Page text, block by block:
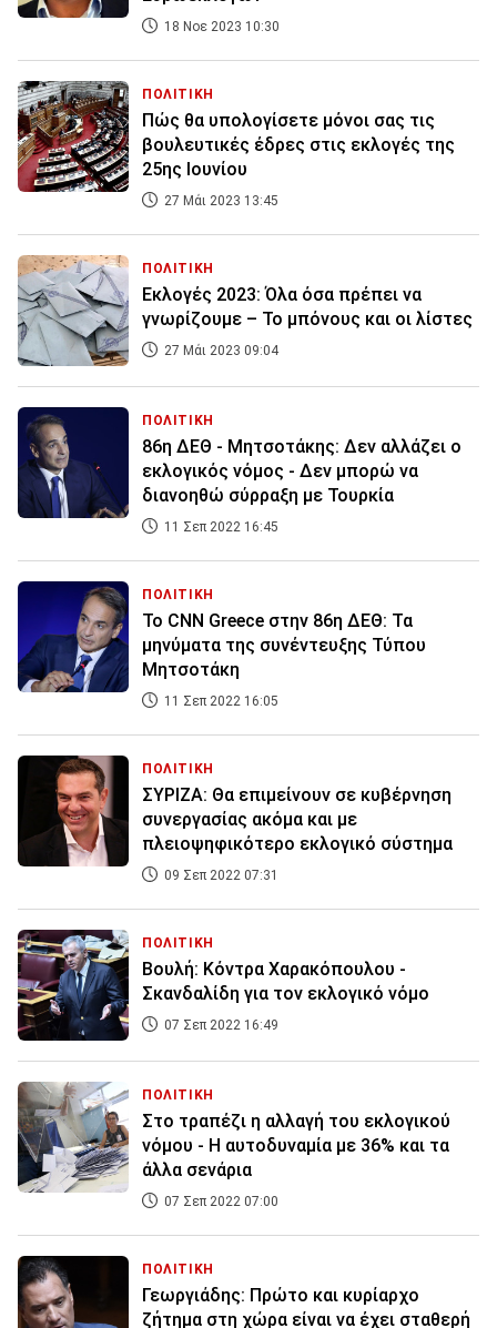
18 Νοε 2023 10:30
ΠΟΛΙΤΙΚΗ
Πώς θα υπολογίσετε μόνοι σας τις
βουλευτικές έδρες στις εκλογές της
25ης Ιουνίου
27 Μάι 2023 13:45
ΠΟΛΙΤΙΚΗ
Εκλογές 2023: Όλα όσα πρέπει να
γνωρίζουμε – Το μπόνους και οι λίστες
27 Μάι 2023 09:04
ΠΟΛΙΤΙΚΗ
86η ΔΕΘ - Μητσοτάκης: Δεν αλλάζει ο
εκλογικός νόμος - Δεν μπορώ να
διανοηθώ σύρραξη με Τουρκία
11 Σεπ 2022 16:45
ΠΟΛΙΤΙΚΗ
Το CNN Greece στην 86η ΔΕΘ: Τα
μηνύματα της συνέντευξης Τύπου
Μητσοτάκη
11 Σεπ 2022 16:05
ΠΟΛΙΤΙΚΗ
ΣΥΡΙΖΑ: Θα επιμείνουν σε κυβέρνηση
συνεργασίας ακόμα και με
πλειοψηφικότερο εκλογικό σύστημα
09 Σεπ 2022 07:31
ΠΟΛΙΤΙΚΗ
Βουλή: Κόντρα Χαρακόπουλου -
Σκανδαλίδη για τον εκλογικό νόμο
07 Σεπ 2022 16:49
ΠΟΛΙΤΙΚΗ
Στο τραπέζι η αλλαγή του εκλογικού
νόμου - Η αυτοδυναμία με 36% και τα
άλλα σενάρια
07 Σεπ 2022 07:00
ΠΟΛΙΤΙΚΗ
Γεωργιάδης: Πρώτο και κυρίαρχο
ζήτημα στη χώρα είναι να έχει σταθερή